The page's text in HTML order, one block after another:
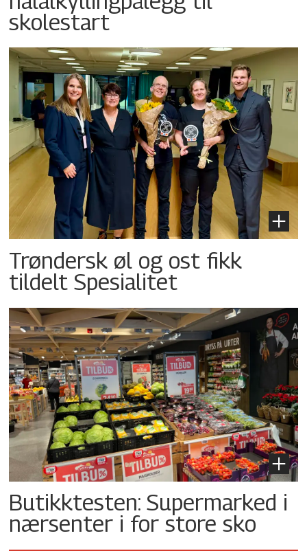
skolestart
Trøndersk øl og ost fikk
tildelt Spesialitet
Butikktesten: Supermarked i
nærsenter i for store sko